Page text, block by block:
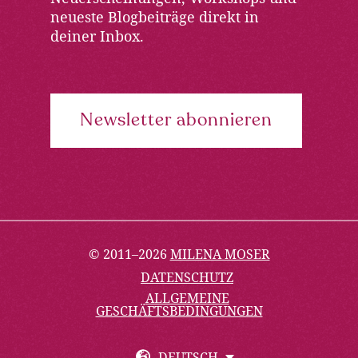
neueste Blogbeiträge direkt in
deiner Inbox.
Newsletter abonnieren
© 2011–2026 MILENA MOSER
DATENSCHUTZ
ALLGEMEINE
GESCHÄFTSBEDINGUNGEN